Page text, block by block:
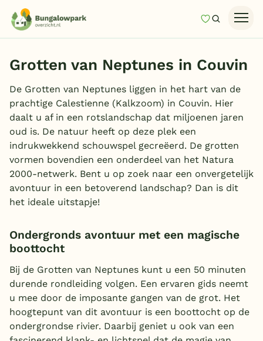
MijnZoeken
Last minutes
Top 12 aanbiedingen
Zomervakantie
Nazomeren
Vakantiehuizen
Vakantiepark keuzehulp
Onze vakantiegidsen
Vakantieparken
Overdekt zwembad
Wildwaterbaan
Indoor speeltuin
Grotten van Neptunes in Couvin
De Grotten van Neptunes liggen in het hart van de
prachtige Calestienne (Kalkzoom) in Couvin. Hier
daalt u af in een rotslandschap dat miljoenen jaren
oud is. De natuur heeft op deze plek een
indrukwekkend schouwspel gecreëerd. De grotten
vormen bovendien een onderdeel van het Natura
2000-netwerk. Bent u op zoek naar een onvergetelijk
avontuur in een betoverend landschap? Dan is dit
het ideale uitstapje!
Ondergronds avontuur met een magische
boottocht
Bij de Grotten van Neptunes kunt u een 50 minuten
durende rondleiding volgen. Een ervaren gids neemt
u mee door de imposante gangen van de grot. Het
hoogtepunt van dit avontuur is een boottocht op de
ondergrondse rivier. Daarbij geniet u ook van een